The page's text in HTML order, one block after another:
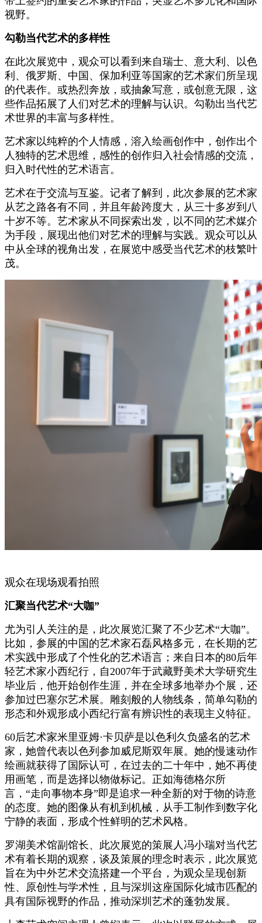
视野。
勾勒当代艺术的多样性
在此次展览中，观众可以看到来自瑞士、意大利、以色
利、俄罗斯、中国、保加利亚等国家的艺术家们所呈现
的代表作。或热烈奔放，或抽象写意，或创意无限，这
些作品拓展了人们对艺术的理解与认识。勾勒出当代艺
术世界的丰富与多样性。
艺术家以纯粹的个人情感，溶入绘画创作中，创作出个
人独特的艺术思维，感性的创作归入社会情感的交流，
归入时代性的艺术语言。
艺术在于交流与互鉴。记者了解到，此次参展的艺术家
从艺之路各有不同，并且年龄跨度大，从三十多岁到八
十岁不等。艺术家从不同探索出发，以不同的艺术媒介
为手段，展现出他们对艺术的理解与实践。观众可以从
中从全球的视角出发，在展览中感受当代艺术的枝繁叶
茂。
观众在现场观看拍照
汇聚当代艺术“大咖”
尤为引人关注的是，此次展览汇聚了不少艺术“大咖”。
比如，参展的中国的艺术家石磊风格多元，在长期的艺
术实践中形成了个性化的艺术语言；来自日本的80后年
轻艺术家小西纪行，自2007年于武藏野美术大学研究生
毕业后，他开始创作生涯，并在全球多地举办个展，还
参加过巴塞尔艺术展。雕刻般的人物线条，简单勾勒的
形态和外观形成小西纪行富有辨识性的表现主义特征。
60后艺术家米里亚姆·卡贝萨是以色利久负盛名的艺术
家，她曾代表以色列参加威尼斯双年展。她的慢速动作
绘画就获得了国际认可，在过去的二十年中，她不再使
用画笔，而是选择以物做标记。正如海德格尔所
言，“走向事物本身”即是追求一种全新的对于物的诗意
的态度。她的图像从有机到机械，从手工制作到数字化
宁静的表面，形成个性鲜明的艺术风格。
罗湖美术馆副馆长、此次展览的策展人冯小瑞对当代艺
术有着长期的观察，谈及策展的理念时表示，此次展览
旨在为中外艺术交流搭建一个平台，为观众呈现创新
性、原创性与学术性，且与深圳这座国际化城市匹配的
具有国际视野的作品，推动深圳艺术的蓬勃发展。